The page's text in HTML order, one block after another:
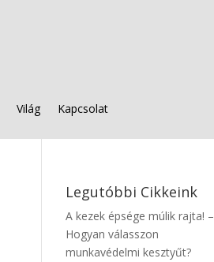
Világ Kapcsolat
Legutóbbi Cikkeink
A kezek épsége múlik rajta! –
Hogyan válasszon
munkavédelmi kesztyűt?